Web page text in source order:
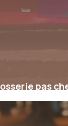
pas
sans